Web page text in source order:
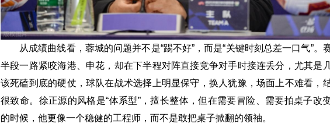
从成绩曲线看，蓉城的问题并不是“踢不好”，而是“关键时刻总差一口气”。
半段一路紧咬海港、申花，却在下半程对阵直接竞争对手时接连丢分，尤其是
该死磕到底的硬仗，球队在战术选择上明显保守，换人犹豫，场面上不难看，
很致命。徐正源的风格是“体系型”，擅长整体，但在需要冒险、需要拍桌子改
的时候，他更像一个稳健的工程师，而不是敢把桌子掀翻的领袖。